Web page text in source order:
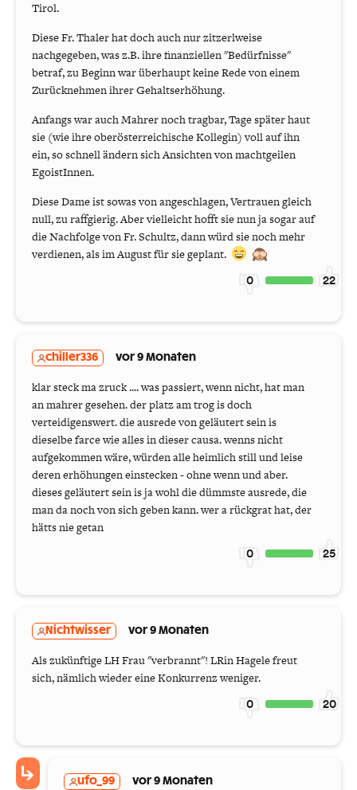
Tirol.
Diese Fr. Thaler hat doch auch nur zitzerlweise
nachgegeben, was z.B. ihre finanziellen "Bedürfnisse"
betraf, zu Beginn war überhaupt keine Rede von einem
Zurücknehmen ihrer Gehaltserhöhung.
Anfangs war auch Mahrer noch tragbar, Tage später haut
sie (wie ihre oberösterreichische Kollegin) voll auf ihn
ein, so schnell ändern sich Ansichten von machtgeilen
EgoistInnen.
Diese Dame ist sowas von angeschlagen, Vertrauen gleich
null, zu raffgierig. Aber vielleicht hofft sie nun ja sogar auf
die Nachfolge von Fr. Schultz, dann würd sie noch mehr
verdienen, als im August für sie geplant.
0 22
chiller336 vor 9 Monaten
klar steck ma zruck .... was passiert, wenn nicht, hat man
an mahrer gesehen. der platz am trog is doch
verteidigenswert. die ausrede von geläutert sein is
dieselbe farce wie alles in dieser causa. wenns nicht
aufgekommen wäre, würden alle heimlich still und leise
deren erhöhungen einstecken - ohne wenn und aber.
dieses geläutert sein is ja wohl die dümmste ausrede, die
man da noch von sich geben kann. wer a rückgrat hat, der
hätts nie getan
0 25
Nichtwisser vor 9 Monaten
Als zukünftige LH Frau "verbrannt"! LRin Hagele freut
sich, nämlich wieder eine Konkurrenz weniger.
0 20
ufo_99 vor 9 Monaten